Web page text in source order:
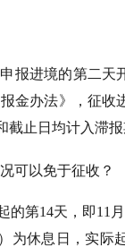
报进境的第二天
金办法》，征收
止日均计入滞报
第14天，即11
为休息日，实际